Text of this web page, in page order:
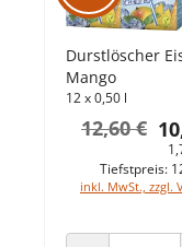
Durstlöscher
Mango
12 x 0,50 l
12,60 €
inkl. MwSt., zzgl.
Tiefstpreis: